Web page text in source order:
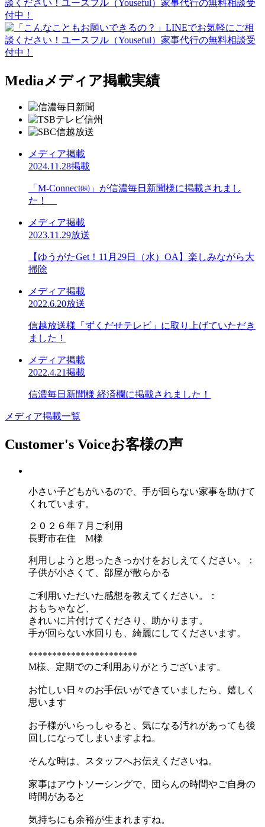
Mediaメディア掲載実績
メディア掲載
2024.11.28掲載
「M-Connect㈱」が信濃毎日新聞様に掲載されまし
た！
メディア掲載
2023.11.29放送
【ゆうがたGet！11月29日（水）OA】楽しみながら大
掃除
メディア掲載
2022.6.20放送
信越放送様「ずくだせテレビ」に取り上げていただき
ました！
メディア掲載
2022.4.21掲載
信濃毎日新聞様 経済欄に掲載されました！
メディア掲載一覧
Customer's Voiceお客様の声
小さい子どもがいるので、手が回らない家事を助けて
くれています。
２０２６年７月ご利用
長野市在住 M様
利用しようと思ったきっかけをおしえてください。：
子供が小さくて、部屋が散らかる
ご利用いただいた感想を教えてください。：
おもちゃなど、
きれいに片付けてくださり、助かります。
手が回らない水回りも、綺麗にしてくださいます。
***********************
M様、定期でのご利用ありがとうございます。
お忙しい日々のお手伝いができていましたら、嬉しく
思います
お子様がいらっしゃると、気になる汚れがあっても後
回しになってしまいますよね。
そんな時は、スタッフへお伝えくださいね。
家事はアウトソーシングで、団らんの時間やご自身の
時間があると
気持ちにも余裕が生まれますね。